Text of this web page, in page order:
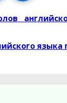
языка